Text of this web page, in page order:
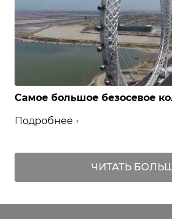
Самое большое безосевое
Подробнее
ЧИТАТЬ